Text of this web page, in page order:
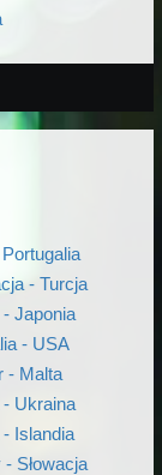
- Turcja
Japonia
- USA
- Malta
- Ukraina
- Islandia
Słowacja